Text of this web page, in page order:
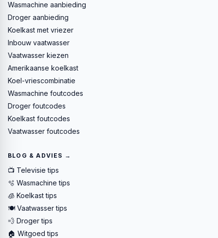
Wasmachine aanbieding
Droger aanbieding
Koelkast met vriezer
Inbouw vaatwasser
Vaatwasser kiezen
Amerikaanse koelkast
Koel-vriescombinatie
Wasmachine foutcodes
Droger foutcodes
Koelkast foutcodes
Vaatwasser foutcodes
BLOG & ADVIES →
📺 Televisie tips
🫧 Wasmachine tips
🧊 Koelkast tips
🍽️ Vaatwasser tips
💨 Droger tips
🏠 Witgoed tips